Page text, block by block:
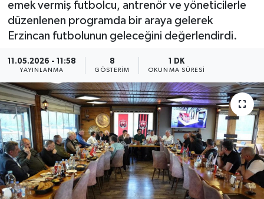
emek vermiş futbolcu, antrenör ve yöneticilerle
düzenlenen programda bir araya gelerek
Erzincan futbolunun geleceğini değerlendirdi.
11.05.2026 - 11:58
YAYINLANMA
8
GÖSTERIM
1 DK
OKUNMA SÜRESI